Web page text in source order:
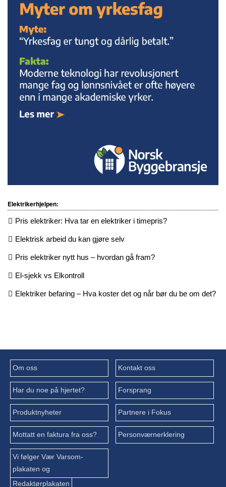
Elektrikerhjelpen:
Pris elektriker: Hva tar en elektriker i timepris?
Elektrisk arbeid du kan gjøre selv
Pris elektriker nytt hus – hvordan gå fram?
El-sjekk vs Elkontroll
Elektriker befaring – Hva koster det og når bør du be om det?
Om oss Kontakt oss
Har du noe på hjertet? Forsprang
Produktnyheter Partnere i Fokus
Mottatt en faktura fra oss? Personværnerklering
Vi følger Vær Varsom-
plakaten og
Redaktørplakaten